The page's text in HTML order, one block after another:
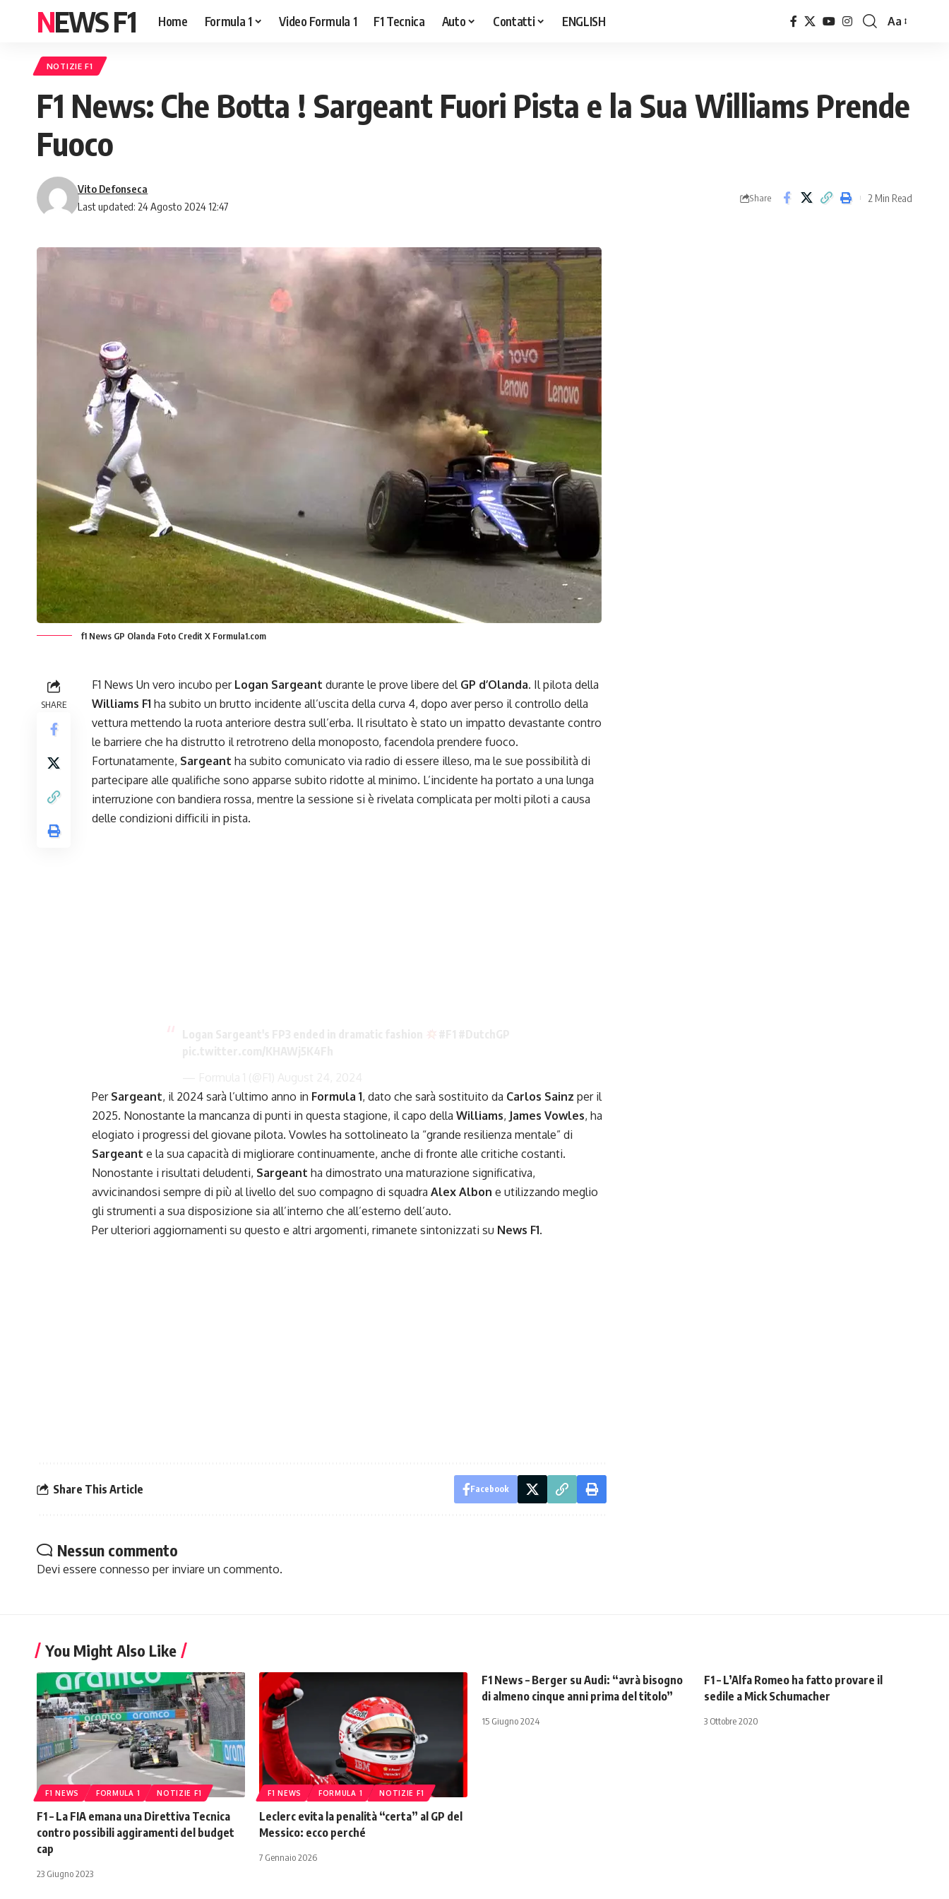
NEWS F1 Home Formula 1 Video Formula 1 F1 Tecnica Auto Contatti ENGLISH
Font
Aa
NOTIZIE F1
F1 News: Che Botta ! Sargeant Fuori Pista e la Sua Williams Prende
Fuoco
Last updated: 24 Agosto 2024 12:47
Vito Defonseca
Share 2 Min Read
f1 News GP Olanda Foto Credit X Formula1.com
SHARE
F1 News Un vero incubo per Logan Sargeant durante le prove libere del GP d’Olanda. Il pilota della
Williams F1 ha subito un brutto incidente all’uscita della curva 4, dopo aver perso il controllo della
vettura mettendo la ruota anteriore destra sull’erba. Il risultato è stato un impatto devastante contro
le barriere che ha distrutto il retrotreno della monoposto, facendola prendere fuoco.
Fortunatamente, Sargeant ha subito comunicato via radio di essere illeso, ma le sue possibilità di
partecipare alle qualifiche sono apparse subito ridotte al minimo. L’incidente ha portato a una lunga
interruzione con bandiera rossa, mentre la sessione si è rivelata complicata per molti piloti a causa
delle condizioni difficili in pista.
Per Sargeant, il 2024 sarà l’ultimo anno in Formula 1, dato che sarà sostituito da Carlos Sainz per il
2025. Nonostante la mancanza di punti in questa stagione, il capo della Williams, James Vowles, ha
elogiato i progressi del giovane pilota. Vowles ha sottolineato la “grande resilienza mentale” di
Sargeant e la sua capacità di migliorare continuamente, anche di fronte alle critiche costanti.
Nonostante i risultati deludenti, Sargeant ha dimostrato una maturazione significativa,
avvicinandosi sempre di più al livello del suo compagno di squadra Alex Albon e utilizzando meglio
gli strumenti a sua disposizione sia all’interno che all’esterno dell’auto.
Per ulteriori aggiornamenti su questo e altri argomenti, rimanete sintonizzati su News F1.
Share This Article Facebook
Nessun commento
Devi essere connesso per inviare un commento.
You Might Also Like
F1 NEWS FORMULA 1 NOTIZIE F1
F1 – La FIA emana una Direttiva Tecnica
contro possibili aggiramenti del budget
cap
23 Giugno 2023
F1 NEWS FORMULA 1 NOTIZIE F1
Leclerc evita la penalità “certa” al GP del
Messico: ecco perché
7 Gennaio 2026
F1 News – Berger su Audi: “avrà bisogno
di almeno cinque anni prima del titolo”
15 Giugno 2024
F1 – L’Alfa Romeo ha fatto provare il
sedile a Mick Schumacher
3 Ottobre 2020